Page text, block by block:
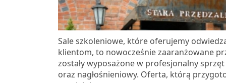
Sale szkoleniowe, które oferujemy
klientom, to nowocześnie zaaranżowane
zostały wyposażone w profesjonalny
oraz nagłośnieniowy. Oferta, którą